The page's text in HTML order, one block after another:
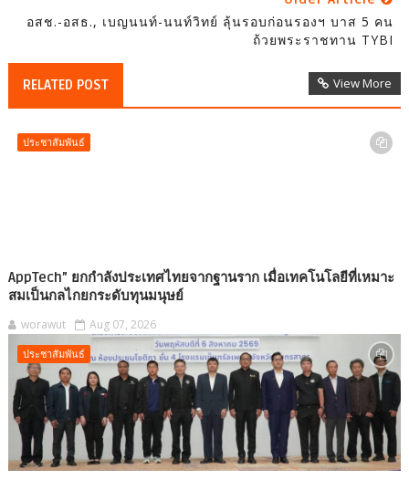
อสช.-อสธ., เบญนนท์-นนท์วิทย์ ลุ้นรอบก่อนรองฯ บาส 5 คน
ถ้วยพระราชทาน TYBI
RELATED POST View More
ประชาสัมพันธ์
AppTech”​ ยกกำลังประเทศไทยจากฐานราก เมื่อเทคโนโลยีที่เหมาะ
สมเป็นกลไกยกระดับทุนมนุษย์
worawut Aug 07, 2026
ประชาสัมพันธ์